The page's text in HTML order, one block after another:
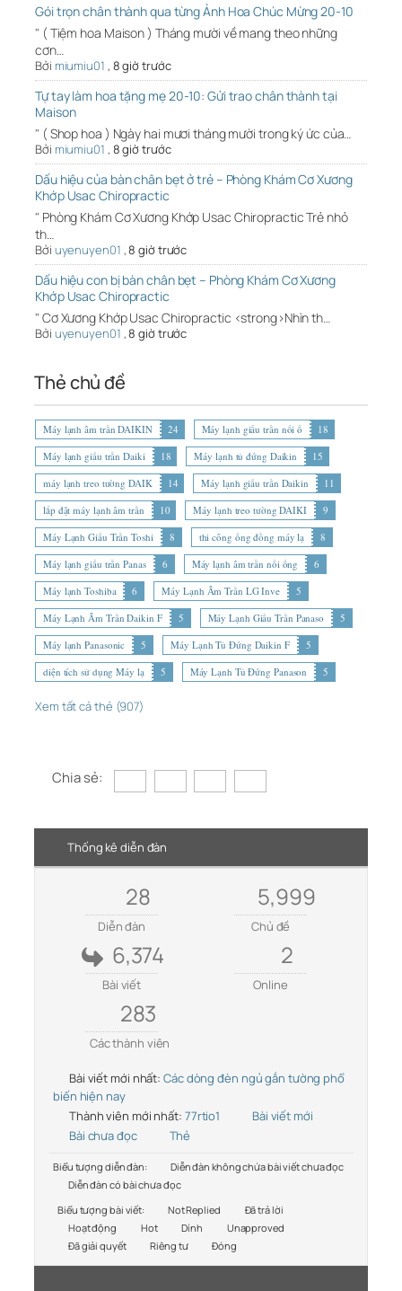
Gói trọn chân thành qua từng Ảnh Hoa Chúc Mừng 20-10
" ( Tiệm hoa Maison ) Tháng mười về mang theo những
cơn…
Bởi miumiu01 , 8 giờ trước
Tự tay làm hoa tặng mẹ 20-10: Gửi trao chân thành tại
Maison
" ( Shop hoa ) Ngày hai mươi tháng mười trong ký ức của…
Bởi miumiu01 , 8 giờ trước
Dấu hiệu của bàn chân bẹt ở trẻ – Phòng Khám Cơ Xương
Khớp Usac Chiropractic
" Phòng Khám Cơ Xương Khớp Usac Chiropractic Trẻ nhỏ
th…
Bởi uyenuyen01 ,8 giờ trước
Dấu hiệu con bị bàn chân bẹt – Phòng Khám Cơ Xương
Khớp Usac Chiropractic
" Cơ Xương Khớp Usac Chiropractic <strong>Nhìn th…
Bởi uyenuyen01 ,8 giờ trước
Thẻ chủ đề
Máy lạnh âm trần DAIKIN 24 Máy lạnh giấu trần nối ố
18
Máy lạnh giấu trần Daiki
18 Máy lạnh tủ đứng Daikin
15
máy lạnh treo tường DAIK
14 Máy lạnh giấu trần Daikin
11
lắp đặt máy lạnh âm trần
10 Máy lạnh treo tường DAIKI
9
Máy Lạnh Giấu Trần Toshi
8 thi công ống đồng máy lạ
8
Máy lạnh giấu trần Panas
6 Máy lạnh âm trần nối ống
6
Máy lạnh Toshiba
6 Máy Lạnh Âm Trần LG Inve
5
Máy Lạnh Âm Trần Daikin F
5 Máy Lạnh Giấu Trần Panaso
5
Máy lạnh Panasonic
5 Máy Lạnh Tủ Đứng Daikin F
5
diện tích sử dụng Máy lạ
5 Máy Lạnh Tủ Đứng Panason 5
Xem tất cả thẻ (907)
Chia sẻ:
Thống kê diễn đàn
28
Diễn đàn
5,999
Chủ đề
6,374
Bài viết
2
Online
283
Các thành viên
Bài viết mới nhất: Các dòng đèn ngủ gắn tường phổ
biến hiện nay
Thành viên mới nhất: 77rtio1
Bài viết mới
Bài chưa đọc
Thẻ
Biểu tượng diễn đàn:
Diễn đàn không chứa bài viết chưa đọc
Diễn đàn có bài chưa đọc
Biểu tượng bài viết:
Not Replied
Đã trả lời
Hoạt động
Hot Dính
Unapproved
Đã giải quyết
Riêng tư Đóng